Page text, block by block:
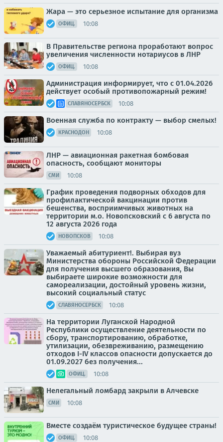
Жара — это серьезное испытание для организма
ОФИЦ. 10:08
В Правительстве региона проработают вопрос
увеличения численности нотариусов в ЛНР
ОФИЦ. 10:08
Администрация информирует, что с 01.04.2026
действует особый противопожарный режим!
СЛАВЯНОСЕРБСК 10:08
Военная служба по контракту — выбор смелых!
КРАСНОДОН 10:08
ЛНР — авиационная ракетная бомбовая
опасность, сообщают мониторы
СМИ 10:08
График проведения подворных обходов для
профилактической вакцинации против
бешенства, восприимчивых животных на
территории м.о. Новопсковский с 6 августа по
12 августа 2026 года
НОВОПСКОВ 10:08
Уважаемый абитуриент!. Выбирая вуз
Министерства обороны Российской Федерации
для получения высшего образования, Вы
выбираете широкие возможности для
самореализации, достойный уровень жизни,
высокий социальный статус
СЛАВЯНОСЕРБСК 10:08
На территории Луганской Народной
Республики осуществление деятельности по
сбору, транспортированию, обработке,
утилизации, обезвреживанию, размещению
отходов I-IV классов опасности допускается до
01.09.2027 без получения...
ОФИЦ. 10:08
Нелегальный ломбард закрыли в Алчевске
СМИ 10:08
Вместе создаём туристическое будущее страны!
ОФИЦ. 10:08